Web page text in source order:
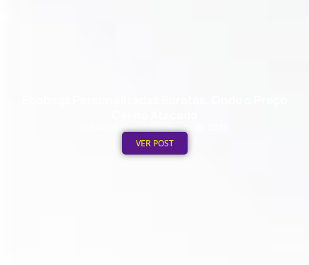
Publicado em: 7 de agosto de 2026
VER POST